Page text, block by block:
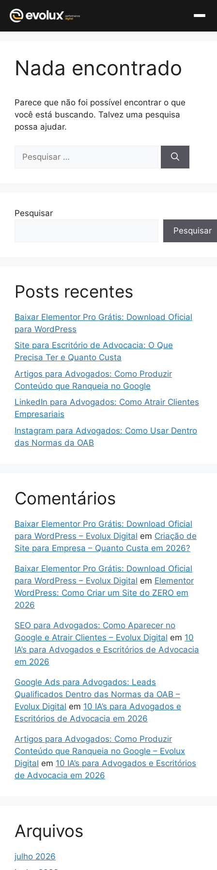
conteúdo
Nada encontrado
Parece que não foi possível encontrar o que
você está buscando. Talvez uma pesquisa
possa ajudar.
por:
Pesquisar
Pesquisar
Posts recentes
Baixar Elementor Pro Grátis: Download Oficial
para WordPress
Site para Escritório de Advocacia: O Que
Precisa Ter e Quanto Custa
Artigos para Advogados: Como Produzir
Conteúdo que Ranqueia no Google
LinkedIn para Advogados: Como Atrair Clientes
Empresariais
Instagram para Advogados: Como Usar Dentro
das Normas da OAB
Comentários
Baixar Elementor Pro Grátis: Download Oficial
para WordPress – Evolux Digital em Criação de
Site para Empresa – Quanto Custa em 2026?
Baixar Elementor Pro Grátis: Download Oficial
para WordPress – Evolux Digital em Elementor
WordPress: Como Criar um Site do ZERO em
2026
SEO para Advogados: Como Aparecer no
Google e Atrair Clientes – Evolux Digital em 10
IA’s para Advogados e Escritórios de Advocacia
em 2026
Google Ads para Advogados: Leads
Qualificados Dentro das Normas da OAB –
Evolux Digital em 10 IA’s para Advogados e
Escritórios de Advocacia em 2026
Artigos para Advogados: Como Produzir
Conteúdo que Ranqueia no Google – Evolux
Digital em 10 IA’s para Advogados e Escritórios
de Advocacia em 2026
Arquivos
julho 2026